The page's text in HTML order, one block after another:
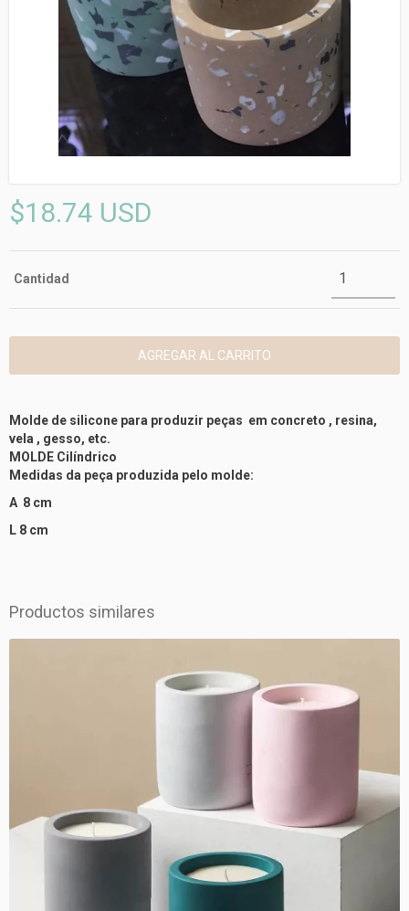
$18.74 USD
Cantidad
Molde de silicone para produzir peças em concreto , resina,
vela , gesso, etc.
MOLDE Cilíndrico
Medidas da peça produzida pelo molde:
A 8 cm
L 8 cm
Productos similares